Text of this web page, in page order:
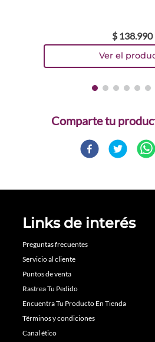
$ 138.990
Comparte
Links de interés
Preguntas frecuentes
Servicio al cliente
Puntos de venta
Rastrea Tu Pedido
Encuentra Tu Producto En Tienda
Términos y condiciones
Canal ético